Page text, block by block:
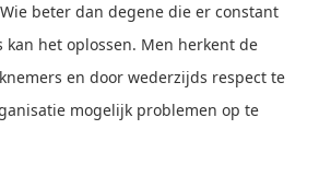
beter dan degene die er constant
kan het oplossen. Men herkent de
en door wederzijds respect te
mogelijk problemen op te